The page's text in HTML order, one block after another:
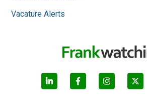
Vacature Alerts